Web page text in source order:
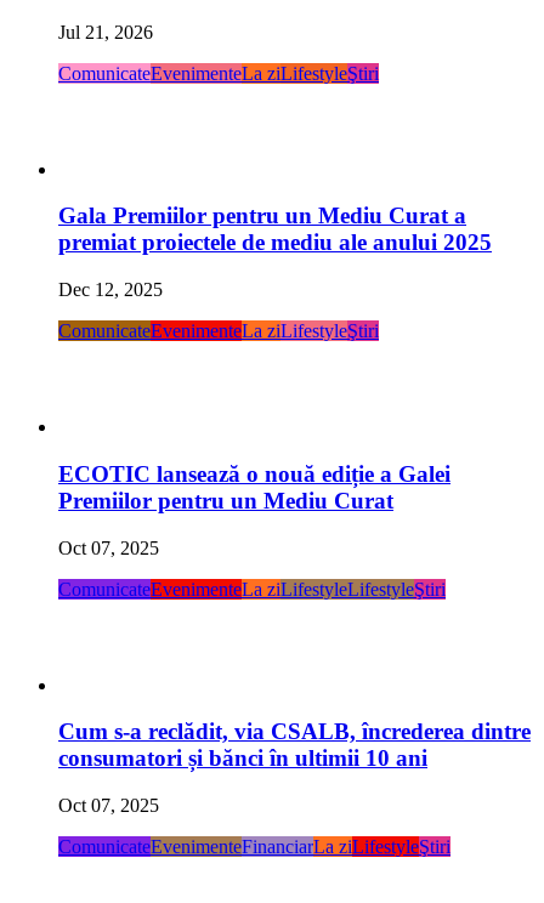
Jul 21, 2026
ComunicateEvenimenteLa ziLifestyleŞtiri
Gala Premiilor pentru un Mediu Curat a
premiat proiectele de mediu ale anului 2025
Dec 12, 2025
ComunicateEvenimenteLa ziLifestyleŞtiri
ECOTIC lansează o nouă ediție a Galei
Premiilor pentru un Mediu Curat
Oct 07, 2025
ComunicateEvenimenteLa ziLifestyleLifestyleŞtiri
Cum s-a reclădit, via CSALB, încrederea dintre
consumatori și bănci în ultimii 10 ani
Oct 07, 2025
ComunicateEvenimenteFinanciarLa ziLifestyleŞtiri